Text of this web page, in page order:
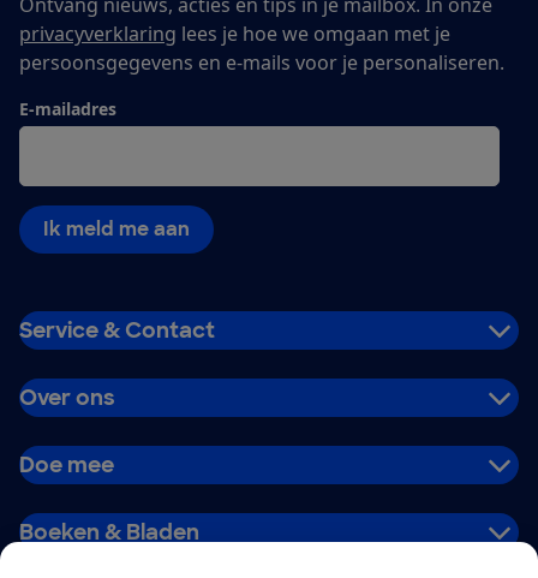
privacyverklaring lees je hoe we omgaan met je
persoonsgegevens en e-mails voor je personaliseren.
E-mailadres
Ik meld me aan
Service & Contact
Over ons
Doe mee
Boeken & Bladen